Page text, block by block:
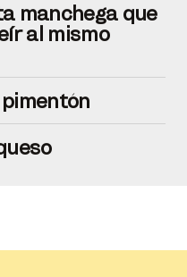
manchega que
al mismo